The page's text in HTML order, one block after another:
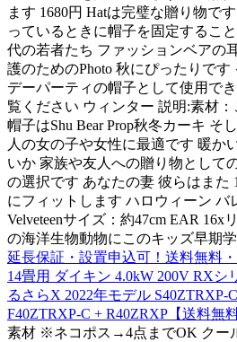
ます 1680円 Hatは完璧な贈り物で
っているときに帽子を固定するこ
代の若者たち ファッションベアの
護のためのPhoto 秋にぴったりです
デーパーティの帽子として使用で
覧ください ウィンター 説明:素材
帽子はShu Bear Prop秋冬カーキ そ
人の女の子や女性に最適です 暖か
いか 家族や友人への贈り物として
の選択です あなたの妻 彼らはまた
にフィットします ハロウィーン バ
Velveteenサイズ：約47cm EAR 16x
の海洋生物動物にこのキッズ早期
延長保証・設置申込可！送料無料
14畳用 ダイキン 4.0kW 200V RXシ
るさらX 2022年モデル S40ZTRXP-
F40ZTRXP-C + R40ZRXP【送料無
素材 ※ネコポス→4点までOK クー